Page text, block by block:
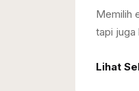
Memilih
tapi juga
Lihat